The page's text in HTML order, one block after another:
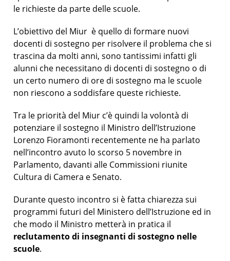
le richieste da parte delle scuole.
L’obiettivo del Miur è quello di formare nuovi
docenti di sostegno per risolvere il problema che si
trascina da molti anni, sono tantissimi infatti gli
alunni che necessitano di docenti di sostegno o di
un certo numero di ore di sostegno ma le scuole
non riescono a soddisfare queste richieste.
Tra le priorità del Miur c’è quindi la volontà di
potenziare il sostegno il Ministro dell’Istruzione
Lorenzo Fioramonti recentemente ne ha parlato
nell’incontro avuto lo scorso 5 novembre in
Parlamento, davanti alle Commissioni riunite
Cultura di Camera e Senato.
Durante questo incontro si è fatta chiarezza sui
programmi futuri del Ministero dell’Istruzione ed in
che modo il Ministro metterà in pratica il
reclutamento di insegnanti di sostegno nelle
scuole.